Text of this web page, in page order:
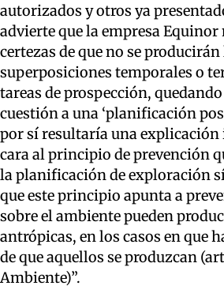
autorizados y otros ya
advierte que la empresa
certezas de que no se producirán
superposiciones temporales o
tareas de prospección,
cuestión a una ‘planificación
por sí resultaría una explicación
cara al principio de prevención
la planificación de exploración
que este principio apunta a
sobre el ambiente pueden
antrópicas, en los casos en que
de que aquellos se produzcan
Ambiente)”.